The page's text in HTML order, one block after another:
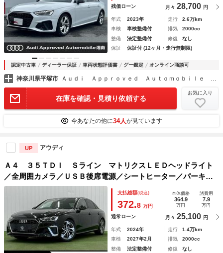
残価ローン 月々 28,700 円
年式 2023年 走行
2.6万km
車検
車検整備付 排気
2000cc
整備
法定整備付 修復
なし
保証
保証付 (12ヶ月・走行無制限)
認定中古車 ディーラー保証 車両状態評価書 グー鑑定 オンライン商談可
神奈川県平塚市 Ａｕｄｉ Ａｐｐｒｏｖｅｄ Ａｕｔｏｍｏｂｉｌｅ 湘南
在庫を確認・見積り依頼する
お気に入り
今あなたの他に34人が見ています
UP アウディ
Ａ４ ３５ＴＤＩ Ｓライン マトリクスＬＥＤヘッドライト
／全周囲カメラ／ＵＳＢ後席電源／シートヒーター／パーキン
グアシスト／ＡｐｐｌｅＣａｒＰｌａｙ／クリアランスソナー
／レーダークルーズ／ブラインドスポット／パドルシフト
支払総額(税込)
372.8 万円
本体価格
364.9
万円
諸費用
7.9
万円
通常ローン 月々 25,100 円
年式 2024年 走行
1.4万km
車検
2027年2月 排気
2000cc
整備
法定整備付 修復
なし